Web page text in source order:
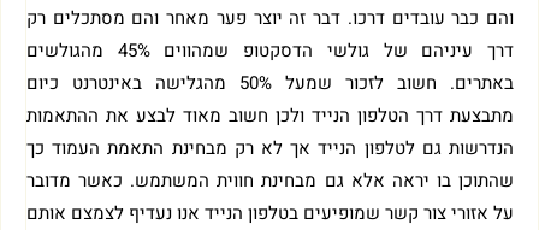
והם כבר עובדים דרכו. דבר זה יוצר פער מאחר והם מסתכלים רק
דרך עיניהם של גולשי הדסקטופ שמהווים 45% מהגולשים
באתרים. חשוב לזכור שמעל 50% מהגלישה באינטרנט כיום
מתבצעת דרך הטלפון הנייד ולכן חשוב מאוד לבצע את ההתאמות
הנדרשות גם לטלפון הנייד אך לא רק מבחינת התאמת העמוד כך
שהתוכן בו יראה אלא גם מבחינת חווית המשתמש. כאשר מדובר
על אזורי צור קשר שמופיעים בטלפון הנייד אנו נעדיף לצמצם אותם